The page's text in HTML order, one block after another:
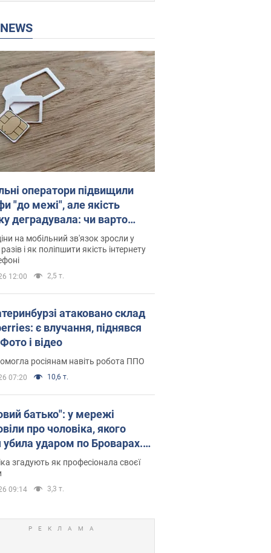
NEWS
оператори підвищили
"до межі", але якість
деградувала: чи варто
на ціни
на мобільний зв'язок зросли у
і як поліпшити якість інтернету
12:00 2,5 т.
атаковано склад
є влучання, піднявся
і відео
росіянам навіть робота ППО
07:20 10,6 т.
батько": у мережі
про чоловіка, якого
убила ударом по Броварах.
згадують як професіонала своєї
09:14 3,3 т.